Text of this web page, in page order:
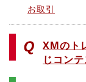
お取引
XMのト
じコン